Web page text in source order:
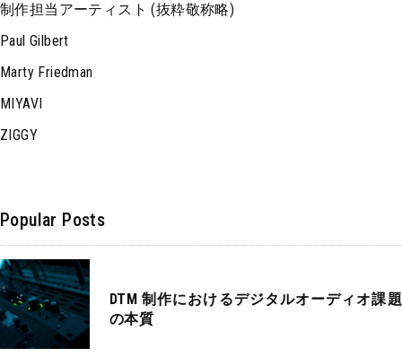
制作担当アーティスト (抜粋敬称略)
Paul Gilbert
Marty Friedman
MIYAVI
ZIGGY
Popular Posts
DTM 制作におけるデジタルオーディオ課題
の本質